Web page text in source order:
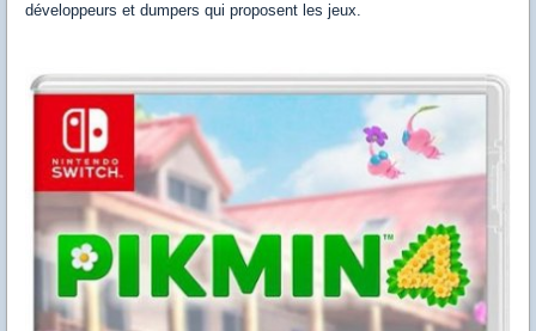
développeurs et dumpers qui proposent les jeux.